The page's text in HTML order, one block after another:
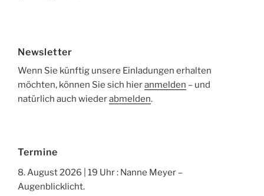
Newsletter
Wenn Sie künftig unsere Einladungen erhalten
möchten, können Sie sich hieranmelden – und
natürlich auch wiederabmelden.
Termine
8. August 2026 | 19 Uhr : Nanne Meyer –
Augenblicklicht.